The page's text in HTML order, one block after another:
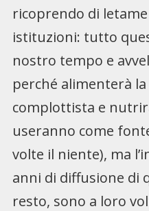
ricoprendo di
istituzioni: tutto
nostro tempo e
perché alimenterà
complottista e
useranno come
volte il niente), ma
anni di diffusione di
resto, sono a loro